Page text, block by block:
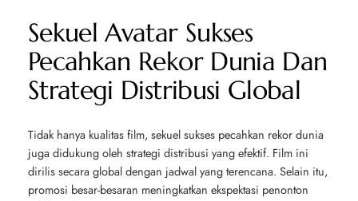
Sekuel Avatar Sukses
Pecahkan Rekor Dunia Dan
Strategi Distribusi Global
Tidak hanya kualitas film, sekuel sukses pecahkan rekor dunia
juga didukung oleh strategi distribusi yang efektif. Film ini
dirilis secara global dengan jadwal yang terencana. Selain itu,
promosi besar-besaran meningkatkan ekspektasi penonton